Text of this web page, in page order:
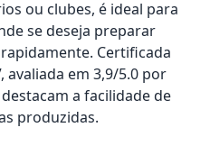
ou clubes, é ideal para
se deseja preparar
Certificada
avaliada em 3,9/5.0 por
a facilidade de
produzidas.